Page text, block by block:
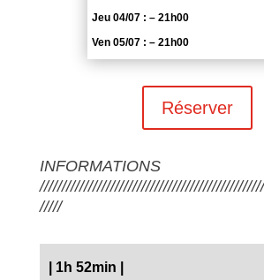
Jeu 04/07 : – 21h00
Ven 05/07 : – 21h00
Réserver
INFORMATIONS
/////
1h 52min